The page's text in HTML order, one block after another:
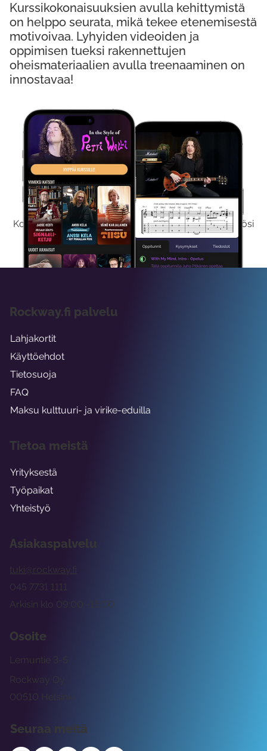
Kokeile Ilmaiseksi
Kokeilemalla ilmaiseksi saat koko sisältömme käyttöösi
viikon ajaksi.
Kurssikokonaisuuksien avulla kehittymistä
on helppo seurata, mikä tekee etenemisestä
motivoivaa. Lyhyiden videoiden ja
oppimisen tueksi rakennettujen
oheismateriaalien avulla treenaaminen on
innostavaa!
Asiakaspalvelu
tuki@rockway.fi
Arkisin klo 09:00 -15:00
045 7731 1111
Osoite
Rockway Oy
Lemuntie 3-5
00510 Helsinki
Seuraa meitä
Rockway.fi palvelu
Lahjakortit
Käyttöehdot
Tietosuoja
FAQ
Maksu kulttuuri- ja virike-eduilla
Tietoa meistä
Yrityksestä
Työpaikat
Yhteistyö